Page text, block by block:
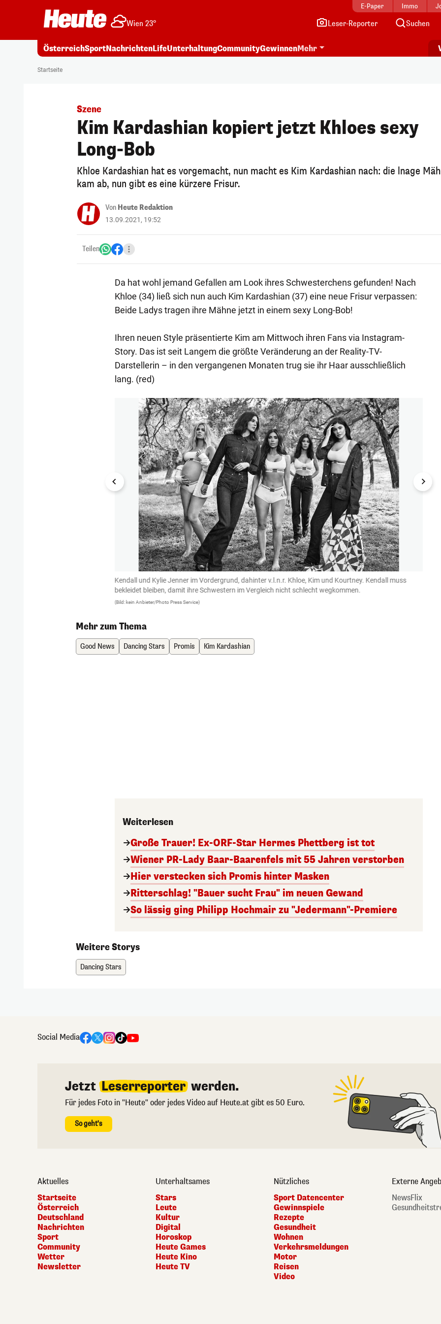
E-Paper Immo
Wien 23° Leser-Reporter Suchen
ÖsterreichSportNachrichtenLifeUnterhaltungCommunityGewinnenMehr
Startseite
Szene
Kim Kardashian kopiert jetzt Khloes sexy
Long-Bob
Khloe Kardashian hat es vorgemacht, nun macht es Kim Kardashian nach: die lnage
kam ab, nun gibt es eine kürzere Frisur.
Von Heute Redaktion
13.09.2021, 19:52
Teilen
Da hat wohl jemand Gefallen am Look ihres Schwesterchens gefunden! Nach
Khloe (34) ließ sich nun auch Kim Kardashian (37) eine neue Frisur verpassen:
Beide Ladys tragen ihre Mähne jetzt in einem sexy Long-Bob!
Ihren neuen Style präsentierte Kim am Mittwoch ihren Fans via Instagram-
Story. Das ist seit Langem die größte Veränderung an der Reality-TV-
Darstellerin – in den vergangenen Monaten trug sie ihr Haar ausschließlich
lang. (red)
1/8
Kendall und Kylie Jenner im Vordergrund, dahinter v.l.n.r. Khloe, Kim und Kourtney. Kendall muss
bekleidet bleiben, damit ihre Schwestern im Vergleich nicht schlecht wegkommen.
(Bild: kein Anbieter/Photo Press Service)
Mehr zum Thema
Good News Dancing Stars Promis Kim Kardashian
Weiterlesen
Große Trauer! Ex-ORF-Star Hermes Phettberg ist tot
Wiener PR-Lady Baar-Baarenfels mit 55 Jahren verstorben
Hier verstecken sich Promis hinter Masken
Ritterschlag! "Bauer sucht Frau" im neuen Gewand
So lässig ging Philipp Hochmair zu "Jedermann"-Premiere
Weitere Storys
Dancing Stars
Social Media
Jetzt Leserreporter werden.
Für jedes Foto in "Heute" oder jedes Video auf Heute.at gibt es 50 Euro.
So geht's
Aktuelles
Startseite
Österreich
Deutschland
Nachrichten
Sport
Community
Wetter
Newsletter
Unterhaltsames
Stars
Leute
Kultur
Digital
Horoskop
Heute Games
Heute Kino
Heute TV
Nützliches
Sport Datencenter
Gewinnspiele
Rezepte
Gesundheit
Wohnen
Verkehrsmeldungen
Motor
Reisen
Video
Externe
NewsFlix